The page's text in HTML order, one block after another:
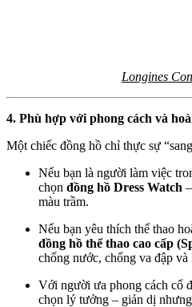
Longines
4. Phù hợp với phong cách và
Một chiếc đồng hồ chỉ thực sự
Nếu bạn là người làm việc
chọn đồng hồ Dress Watch
màu trầm.
Nếu bạn yêu thích thể thao
đồng hồ thể thao cao cấp
chống nước, chống va đập và
Với người ưa phong cách cổ
chọn lý tưởng – giản dị